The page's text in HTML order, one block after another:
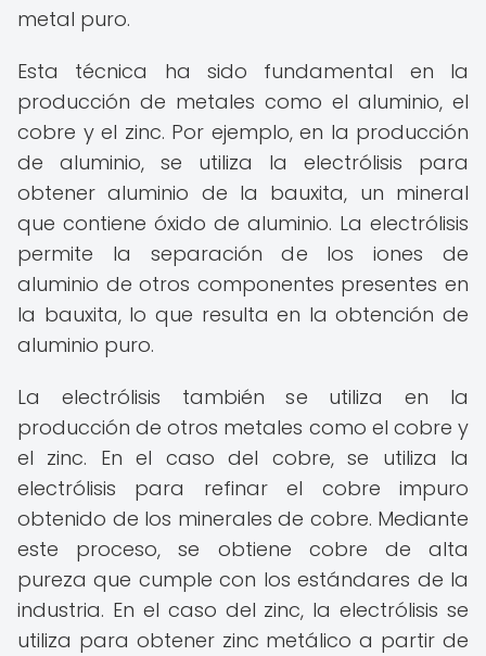
metal puro.
Esta técnica ha sido fundamental en la
producción de metales como el aluminio, el
cobre y el zinc. Por ejemplo, en la producción
de aluminio, se utiliza la electrólisis para
obtener aluminio de la bauxita, un mineral
que contiene óxido de aluminio. La electrólisis
permite la separación de los iones de
aluminio de otros componentes presentes en
la bauxita, lo que resulta en la obtención de
aluminio puro.
La electrólisis también se utiliza en la
producción de otros metales como el cobre y
el zinc. En el caso del cobre, se utiliza la
electrólisis para refinar el cobre impuro
obtenido de los minerales de cobre. Mediante
este proceso, se obtiene cobre de alta
pureza que cumple con los estándares de la
industria. En el caso del zinc, la electrólisis se
utiliza para obtener zinc metálico a partir de